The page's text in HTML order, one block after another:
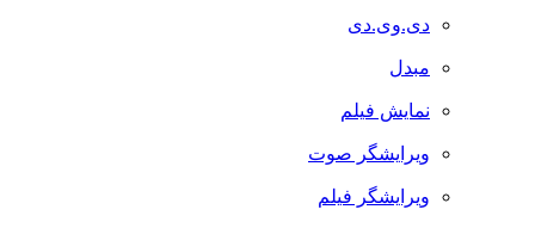
دی.وی.دی
مبدل
نمایش فیلم
ویرایشگر صوت
ویرایشگر فیلم